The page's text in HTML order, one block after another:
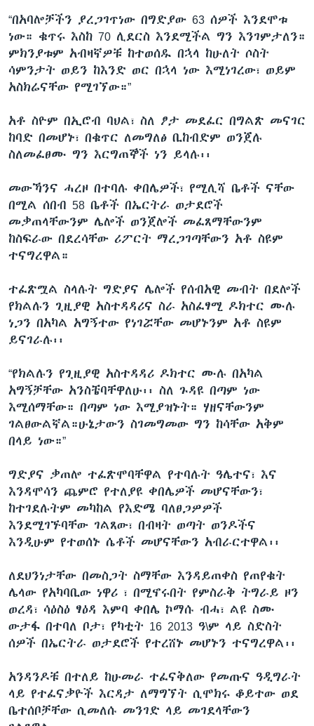
“በአባሎቻችን ያረጋገጥነው በግድያው 63 ሰዎች እንደሞቱ
ነው። ቁጥሩ እስከ 70 ሊደርስ እንደሚችል ግን እንገምታለን።
ምክንያቱም አብዛኛዎቹ ከተወሰዱ በኋላ ከሁለት ሶስት
ሳምንታት ወይን ከእንድ ወር በኋላ ነው እሚነገረው፣ ወይም
አስክሬናቸው የሚገኘው።”
አቶ ስዮም በኢሮብ ባህል፣ ስለ ፆታ መደፈር በግልጽ መናገር
ከባድ በመሆኑ፣ በቁጥር ለመግለፅ ቢከብድም ወንጀሉ
ስለመፈፀሙ ግን እርግጠኞች ነን ይላሉ፡፡
መውኻንና ሓረዞ በተባሉ ቀበሌዎች፣ የሚሊሻ ቤቶች ናቸው
በሚል ሰበብ 58 ቤቶች በኤርትራ ወታደሮች
መቃጠላቸውንም ሌሎች ወንጀሎች መፈጸማቸውንም
ከስፍራው በደረሳቸው ሪፖርት ማረጋገጣቸውን አቶ ስዩም
ተናግረዋል።
ተፈጽሟል ስላሉት ግድያና ሌሎች የሰብአዊ መብት በደሎች
የክልሉን ጊዚያዊ አስተዳዳሪና ስራ አስፈፃሚ ዶክተር ሙሉ
ነጋን በአካል አግኝተው የነገሯቸው መሆኑንም አቶ ስዩም
ይናገራሉ፡፡
“የክልሉን የጊዚያዊ አስተዳዳሪ ዶክተር ሙሉ በአካል
አግኝቻቸው አንስቼባቸዋለሁ፡፡ ስለ ጉዳዩ በጣም ነው
እሚሰማቸው። በጣም ነው እሚያዝኑት። ሃዘናቸውንም
ገልፀውልኛል።ሁኔታውን ስገመግመው ግን ከሳቸው አቅም
በላይ ነው።”
ግድያና ቃጠሎ ተፈጽሞባቸዋል የተባሉት ዓሌተና፣ እና
እንዳሞሳን ጨምሮ የተለያዩ ቀበሌዎች መሆናቸውን፣
ከተገደሉትም መካከል የእድሜ ባለፀጋዎዎች
እንደሚገኙባቸው ገልጸው፣ በብዛት ወጣት ወንዶችና
እንዲሁም የተወሰኑ ሴቶች መሆናቸውን አብራርተዋል፡፡
ለደህንነታቸው በመስጋት ስማቸው እንዳይጠቀስ የጠየቁት
ሌላው የአካባቢው ነዋሪ ፣ በሚኖሩበት የምስራቅ ትግራይ ዞን
ወረዳ፣ ሳዕስዕ ፃዕዳ እምባ ቀበሌ ኮማሱ ብሓ፣ ልዩ ስሙ
ውታፋ በተባለ ቦታ፣ የካቲት 16 2013 ዓ\ም ላይ ስድስት
ሰዎች በኤርትራ ወታደሮች የተረሸኑ መሆኑን ተናግረዋል፡፡
አንዳንዶቹ በተለይ ከሁመራ ተፈናቅለው የመጡና ዓዲግራት
ላይ የተፈናቃዮች እርዳታ ለማግኘት ሲሞክሩ ቆይተው ወደ
ቤተሰቦቻቸው ሲመለሱ መንገድ ላይ መገደላቸውን